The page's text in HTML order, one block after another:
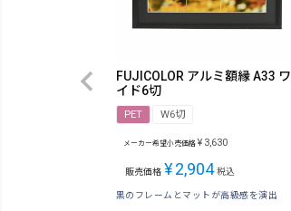
FUJICOLOR アルミ額縁 A33 ワ
イド6切
PET W6切
メーカー希望小売価格 ¥ 3,630
販売価格 ¥2,904 税込
黒のフレームとマットが高級感を演出